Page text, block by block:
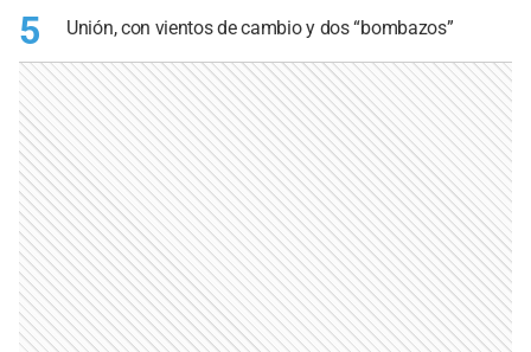
5 Unión, con vientos de cambio y dos “bombazos”